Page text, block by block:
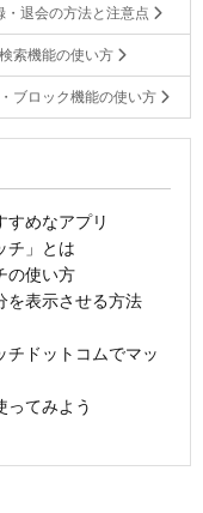
・退会の方法と注意点
検索機能の使い方
ブロック機能の使い方
めなアプリ
チ」とは
の使い方
を表示させる方法
ドットコムでマッ
てみよう